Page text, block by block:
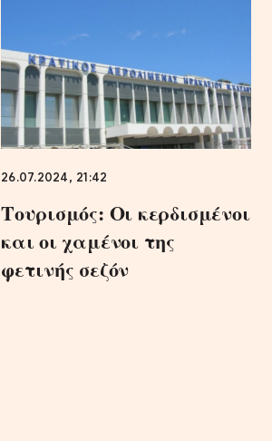
26.07.2024, 21:42
Τουρισμός: Οι κερδισμένοι
και οι χαμένοι της
φετινής σεζόν